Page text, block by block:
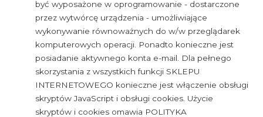
być wyposażone w oprogramowanie - dostarczone
przez wytwórcę urządzenia - umożliwiające
wykonywanie równoważnych do w/w przeglądarek
komputerowych operacji. Ponadto konieczne jest
posiadanie aktywnego konta e-mail. Dla pełnego
skorzystania z wszystkich funkcji SKLEPU
INTERNETOWEGO konieczne jest włączenie obsługi
skryptów JavaScript i obsługi cookies. Użycie
skryptów i cookies omawia POLITYKA